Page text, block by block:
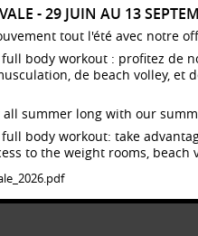
Délai d'inscription:30.06.2026
Disponibilité: 19
- 29 JUIN AU 13
tout l'été avec notre
full body workout : profitez de
de beach volley,
all summer long with our
full body workout: take
to the weight rooms,